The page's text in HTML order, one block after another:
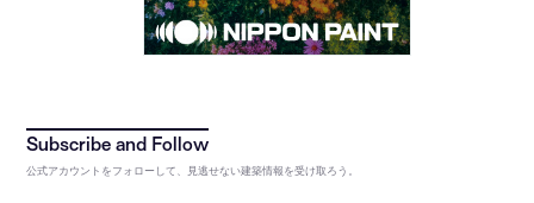
公式アカウントをフォローして、見逃せない建築情報を受け取ろう。